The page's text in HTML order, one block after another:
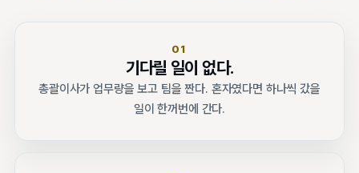
01
기다릴 일이 없다.
총괄이사가 업무량을 보고 팀을 짠다. 혼자였다면 하나씩 갔을
일이 한꺼번에 간다.